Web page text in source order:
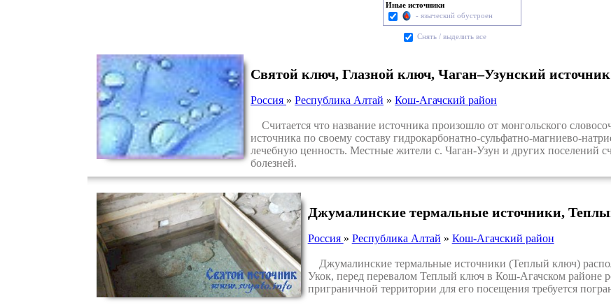
Иные источники
- языческий обустроен
Cнять / выделить все
Святой ключ, Глазной ключ, Чаган–Узунский источник
Россия » Республика Алтай » Кош-Агачский район
Считается что название источника произошло от монгольского
источника по своему составу гидрокарбонатно-сульфатно-магниево-
лечебную ценность. Местные жители с. Чаган-Узун и других поселений
болезней.
Джумалинские термальные источники,
Россия » Республика Алтай » Кош-Агачский район
Джумалинские термальные источники (Теплый ключ)
Укок, перед перевалом Теплый ключ в Кош-Агачском районе
приграничной территории для его посещения требуется